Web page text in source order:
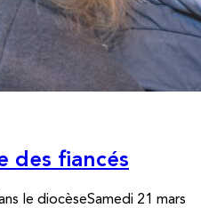
des fiancés
le diocèseSamedi 21 mars